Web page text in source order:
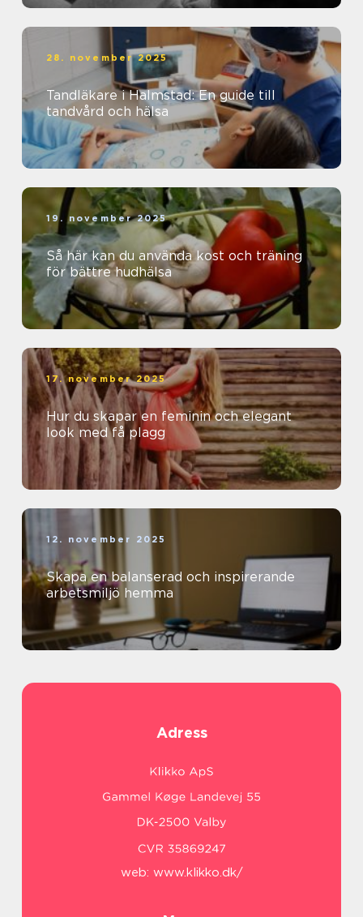
28. november 2025
Tandläkare i Halmstad: En guide till
tandvård och hälsa
19. november 2025
Så här kan du använda kost och träning
för bättre hudhälsa
17. november 2025
Hur du skapar en feminin och elegant
look med få plagg
12. november 2025
Skapa en balanserad och inspirerande
arbetsmiljö hemma
Adress
web: www.klikko.dk/